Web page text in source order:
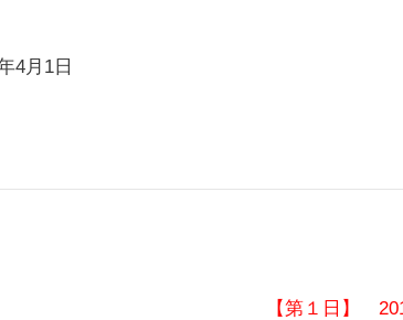
4月1日
【第１日】